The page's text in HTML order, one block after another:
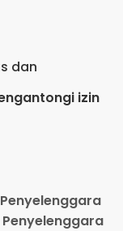
dan
izin
Penyelenggara
Penyelenggara